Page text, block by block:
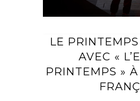
LE
AVEC «
PRINTEMPS »